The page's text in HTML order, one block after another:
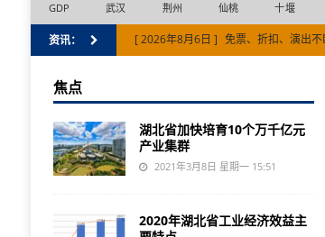
GDP 武汉 荆州 仙桃 十堰
资讯： [ 2026年8月6日 ] 免票、折扣、演出
[ 2026年8月6日 ] 十五年产量增长四
焦点
湖北省加快培育10个万千亿元
产业集群
2021年3月8日 星期一 15:51
2020年湖北省工业经济效益主